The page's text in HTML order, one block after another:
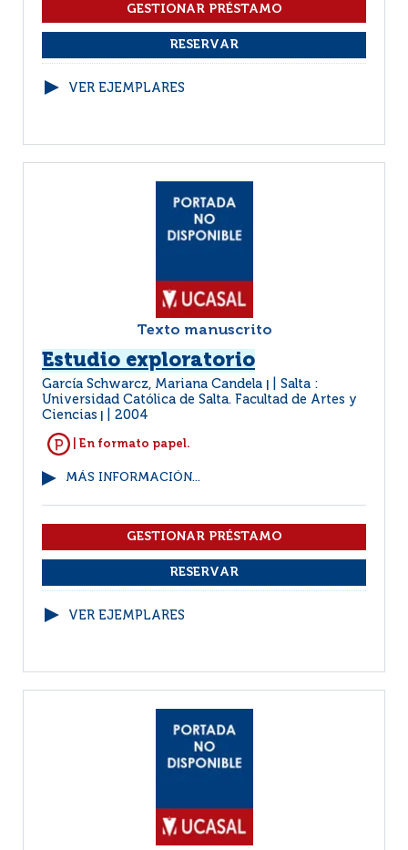
VER EJEMPLARES
Texto manuscrito
Estudio exploratorio
García Schwarcz, Mariana Candela
Salta :
Universidad Católica de Salta. Facultad de Artes y
Ciencias
2004
| En formato papel.
MÁS INFORMACIÓN...
VER EJEMPLARES